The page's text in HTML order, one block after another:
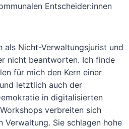
Entscheider:innen
als Nicht-Verwaltungsjurist und
nicht beantworten. Ich finde
für mich den Kern einer
letztlich auch der
in digitalisierten
verbreiten sich
Verwaltung. Sie schlagen hohe